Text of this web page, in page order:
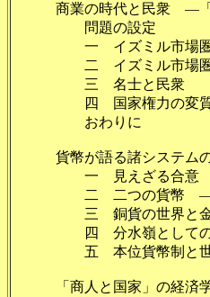
商業の時代と民衆 ―「
問題の
一 イズミル市
二 イズミル市
三 名士
四 国家権力の変質と
おわ
貨幣が語る諸シス
一 見え
二 二つの貨幣 ―地域
三 銅貨の世
四 分水嶺と
五 本位貨幣制と
「商人と国家」の経済